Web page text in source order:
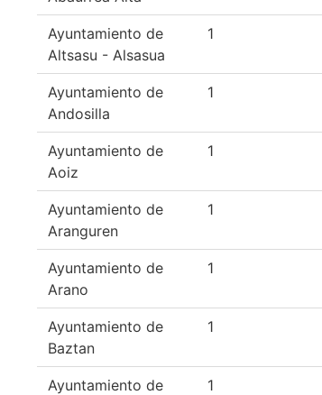
Ayuntamiento de
Altsasu - Alsasua
1
Ayuntamiento de
Andosilla
1
Ayuntamiento de
Aoiz
1
Ayuntamiento de
Aranguren
1
Ayuntamiento de
Arano
1
Ayuntamiento de
Baztan
1
Ayuntamiento de
1